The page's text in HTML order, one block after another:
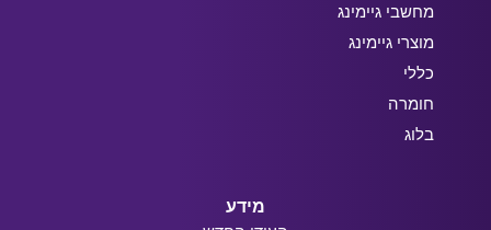
מחשבי גיימינג
מוצרי גיימינג
כללי
חומרה
בלוג
מידע